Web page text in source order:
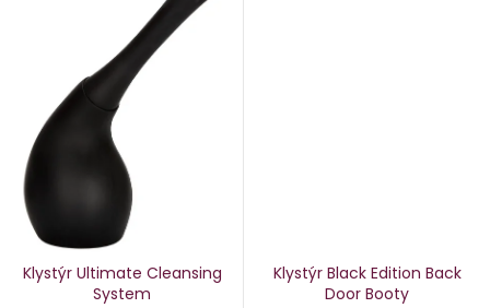
Klystýr Ultimate Cleansing
System
Klystýr Black Edition Back
Door Booty